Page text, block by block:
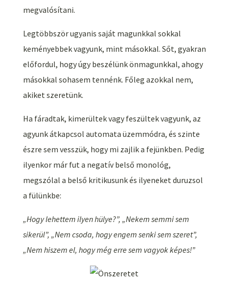
megvalósítani.
Legtöbbször ugyanis saját magunkkal sokkal
keményebbek vagyunk, mint másokkal. Sőt, gyakran
előfordul, hogy úgy beszélünk önmagunkkal, ahogy
másokkal sohasem tennénk. Főleg azokkal nem,
akiket szeretünk.
Ha fáradtak, kimerültek vagy feszültek vagyunk, az
agyunk átkapcsol automata üzemmódra, és szinte
észre sem vesszük, hogy mi zajlik a fejünkben. Pedig
ilyenkor már fut a negatív belső monológ,
megszólal a belső kritikusunk és ilyeneket duruzsol
a fülünkbe:
„Hogy lehettem ilyen hülye?”, „Nekem semmi sem
sikerül”, „Nem csoda, hogy engem senki sem szeret”,
„Nem hiszem el, hogy még erre sem vagyok képes!”